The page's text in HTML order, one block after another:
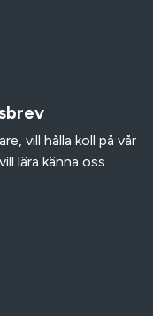
vill hålla koll på vår
lära känna oss